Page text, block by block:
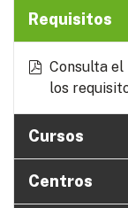
Requisitos
Consulta el
los
Cursos
Centros